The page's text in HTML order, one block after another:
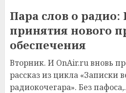
Пара слов о радио:
принятия нового
обеспечения
Вторник. И OnAir.ru вновь
рассказ из цикла «Записки
радиокочегара». Без